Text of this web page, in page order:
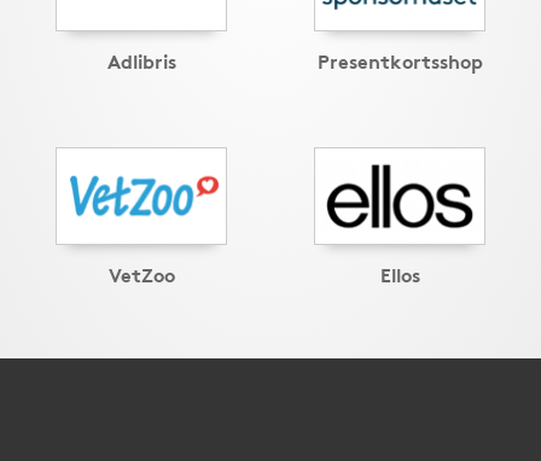
Adlibris Presentkortsshop
VetZoo Ellos